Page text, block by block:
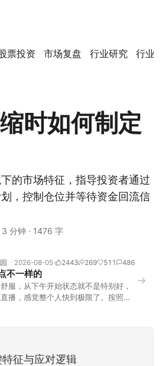
票投资 市场复盘 行业研究 行业
时如何制定
的市场特征，指导投资者通过
，控制仓位并等待资金回流信
3 分钟 · 1476 字
2026-08-05 2443 269 511 486
不一样的
服，从下午开始状态就不是特别好，
播，感觉整个人快到极限了。按照平
他点个赞。晚些时候，我会按点赞数
→
征与应对逻辑